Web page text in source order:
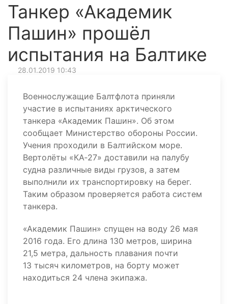
Танкер «Академик
Пашин» прошёл
испытания на Балтике
28.01.2019 10:43
Военнослужащие Балтфлота приняли
участие в испытаниях арктического
танкера «Академик Пашин». Об этом
сообщает Министерство обороны России.
Учения проходили в Балтийском море.
Вертолёты «КА‑27» доставили на палубу
судна различные виды грузов, а затем
выполнили их транспортировку на берег.
Таким образом проверяется работа систем
танкера.
«Академик Пашин» спущен на воду 26 мая
2016 года. Его длина 130 метров, ширина
21,5 метра, дальность плавания почти
13 тысяч километров, на борту может
находиться 24 члена экипажа.